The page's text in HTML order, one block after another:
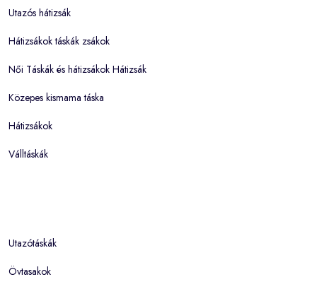
Utazós hátizsák
Hátizsákok táskák zsákok
Női Táskák és hátizsákok Hátizsák
Közepes kismama táska
Hátizsákok
Válltáskák
Utazótáskák
Övtasakok